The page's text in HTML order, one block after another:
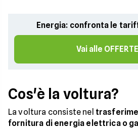
Energia: confronta le
Vai alle OFFERTE
Cos'è la voltura?
La voltura consiste nel
fornitura di energia elettrica o